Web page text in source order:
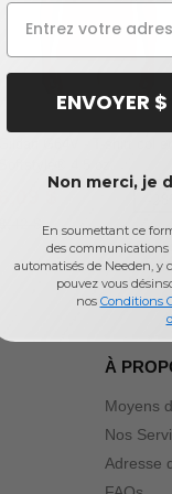
À
Moyens
Nos
Adresse
ENVOYER
Non merci, je
En soumettant ce
des communications
automatisés de Needen, y
pouvez vous
nos Conditions